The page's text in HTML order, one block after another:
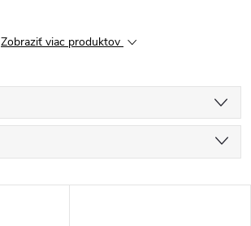
Zobraziť viac produktov